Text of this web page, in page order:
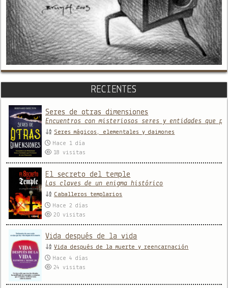
RECIENTES
Seres de otras dimensiones
Encuentros con misteriosos seres y entidades que
Seres mágicos, elementales y daimones
Hace 1 día
18visitas
El secreto del temple
Las claves de un enigma histórico
Caballeros templarios
Hace 2 días
20visitas
Vida después de la vida
Vida después de la muerte y reencarnación
Hace 4 días
24visitas